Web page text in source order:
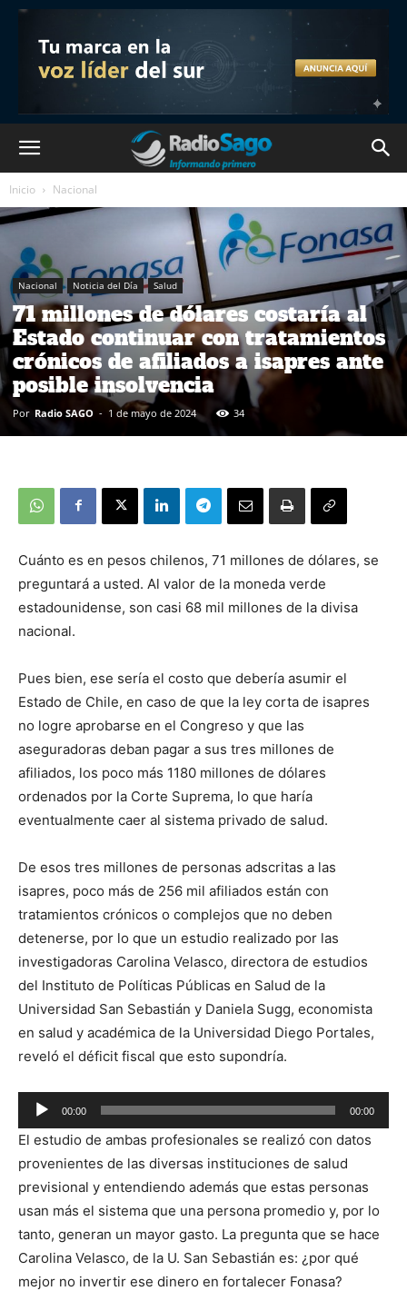
Inicio Nacional
Nacional Noticia del Día Salud
71 millones de dólares costaría al
Estado continuar con tratamientos
crónicos de afiliados a isapres ante
posible insolvencia
Por Radio SAGO - 1 de mayo de 2024 34
Cuánto es en pesos chilenos, 71 millones de dólares, se
preguntará a usted. Al valor de la moneda verde
estadounidense, son casi 68 mil millones de la divisa
nacional.
Pues bien, ese sería el costo que debería asumir el
Estado de Chile, en caso de que la ley corta de isapres
no logre aprobarse en el Congreso y que las
aseguradoras deban pagar a sus tres millones de
afiliados, los poco más 1180 millones de dólares
ordenados por la Corte Suprema, lo que haría
eventualmente caer al sistema privado de salud.
De esos tres millones de personas adscritas a las
isapres, poco más de 256 mil afiliados están con
tratamientos crónicos o complejos que no deben
detenerse, por lo que un estudio realizado por las
investigadoras Carolina Velasco, directora de estudios
del Instituto de Políticas Públicas en Salud de la
Universidad San Sebastián y Daniela Sugg, economista
en salud y académica de la Universidad Diego Portales,
reveló el déficit fiscal que esto supondría.
Reproductor
de
audio
00:00 00:00
El estudio de ambas profesionales se realizó con datos
provenientes de las diversas instituciones de salud
previsional y entendiendo además que estas personas
usan más el sistema que una persona promedio y, por lo
tanto, generan un mayor gasto. La pregunta que se hace
Carolina Velasco, de la U. San Sebastián es: ¿por qué
mejor no invertir ese dinero en fortalecer Fonasa?